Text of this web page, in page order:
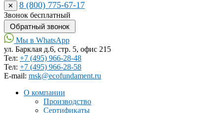
✕ 8 (800) 775-67-17
Звонок бесплатный
Мы в WhatsApp
ул. Барклая д.6, стр. 5, офис 215
Тел: +7 (495) 966-28-48
Тел: +7 (495) 966-28-58
Е-mail: msk@ecofundament.ru
О компании
Производство
Сертификаты